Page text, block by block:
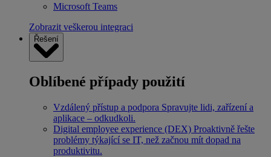
Microsoft Teams
Zobrazit veškerou integraci
Řešení
Oblíbené případy použití
Vzdálený přístup a podpora Spravujte lidi, zařízení a
aplikace – odkudkoli.
Digital employee experience (DEX) Proaktivně řešte
problémy týkající se IT, než začnou mít dopad na
produktivitu.